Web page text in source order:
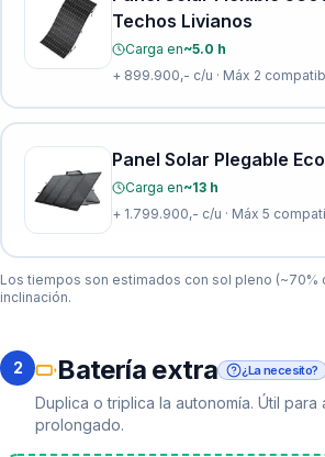
Techos Livianos
Carga en~5.0 h
+ 899.900,- c/u · Máx 2
Panel Solar Plegable
Carga en~13 h
+ 1.799.900,- c/u · Máx5
Los tiempos son estimados con sol pleno (~70%
inclinación.
2 Batería extra ¿La necesito?
Duplica o triplica la autonomía. Útil
prolongado.